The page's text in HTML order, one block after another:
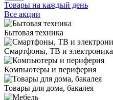
Товары на каждый день
Все акции
Бытовая техника
Смартфоны, ТВ и электроника
Компьютеры и периферия
Товары для дома, бакалея